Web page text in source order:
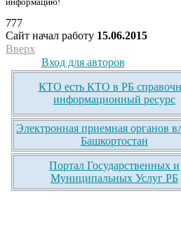
777
Сайт начал работу 15.06.2015
Вверх
Вход для авторов
КТО есть КТО в РБ
информационный ресурс
Электронная приемная органов
Башкортостан
Портал Государственных и
Муниципальных Услуг РБ